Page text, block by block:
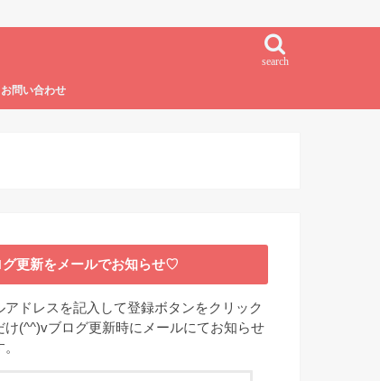
search
お問い合わせ
グ更新をメールでお知らせ♡
アドレスを記入して登録ボタンをクリック
け(^^)vブログ更新時にメールにてお知らせ